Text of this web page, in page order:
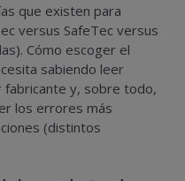
que existen para
versus SafeTec versus
Cómo escoger el
sabiendo leer
fabricante y, sobre todo,
los errores más
(distintos